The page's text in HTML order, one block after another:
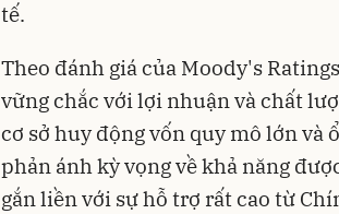
tế.
Theo đánh giá của Moody's
vững chắc với lợi nhuận và chất
cơ sở huy động vốn quy mô lớn và
phản ánh kỳ vọng về khả năng
gắn liền với sự hỗ trợ rất cao từ